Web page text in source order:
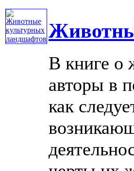
В книге о
авторы в
как